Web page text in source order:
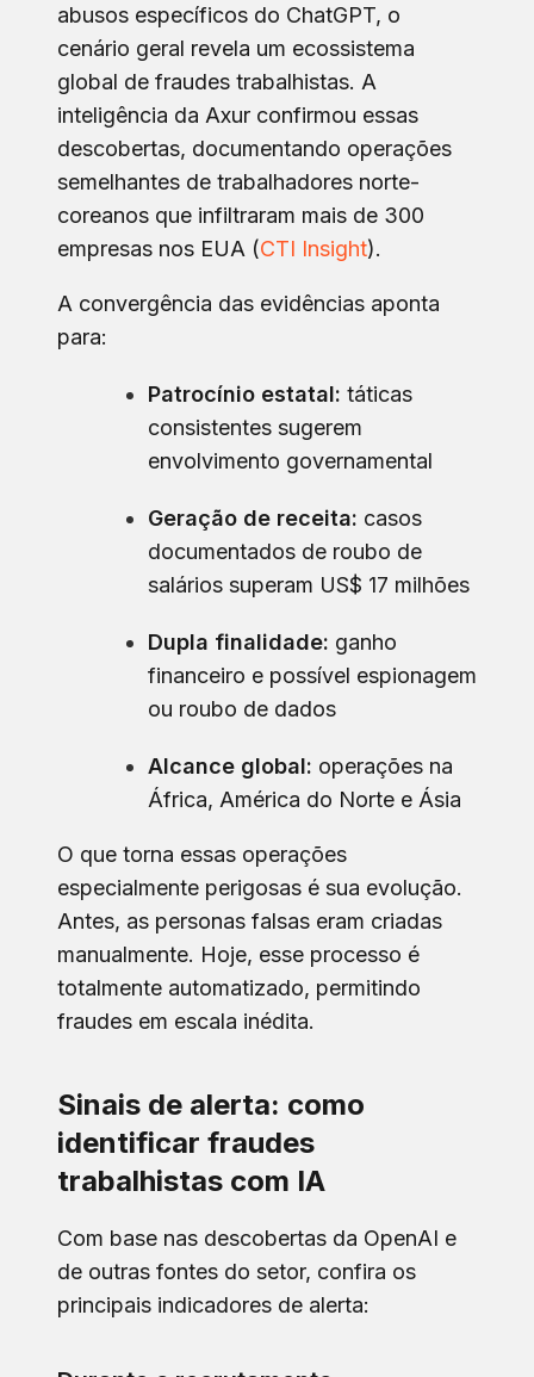
abusos específicos do ChatGPT, o
cenário geral revela um ecossistema
global de fraudes trabalhistas. A
inteligência da Axur confirmou essas
descobertas, documentando operações
semelhantes de trabalhadores norte-
coreanos que infiltraram mais de 300
empresas nos EUA (CTI Insight).
A convergência das evidências aponta
para:
Patrocínio estatal: táticas
consistentes sugerem
envolvimento governamental
Geração de receita: casos
documentados de roubo de
salários superam US$ 17 milhões
Dupla finalidade: ganho
financeiro e possível espionagem
ou roubo de dados
Alcance global: operações na
África, América do Norte e Ásia
O que torna essas operações
especialmente perigosas é sua evolução.
Antes, as personas falsas eram criadas
manualmente. Hoje, esse processo é
totalmente automatizado, permitindo
fraudes em escala inédita.
Sinais de alerta: como
identificar fraudes
trabalhistas com IA
Com base nas descobertas da OpenAI e
de outras fontes do setor, confira os
principais indicadores de alerta: